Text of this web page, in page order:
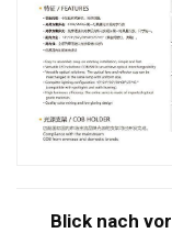
Blick nach